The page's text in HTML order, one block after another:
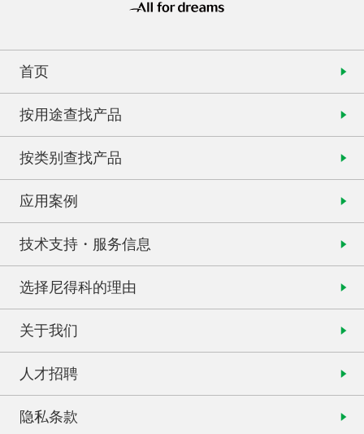
首页
按用途查找产品
按类别查找产品
应用案例
技术支持・服务信息
选择尼得科的理由
关于我们
人才招聘
隐私条款